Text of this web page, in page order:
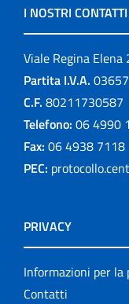
I NOSTRI CONTATTI
Viale Regina
Partita I.V.A.
C.F. 80211730587
Telefono: 06 4990 1
Fax: 06 4938 7118
PEC:
PRIVACY
Informazioni per la
Contatti